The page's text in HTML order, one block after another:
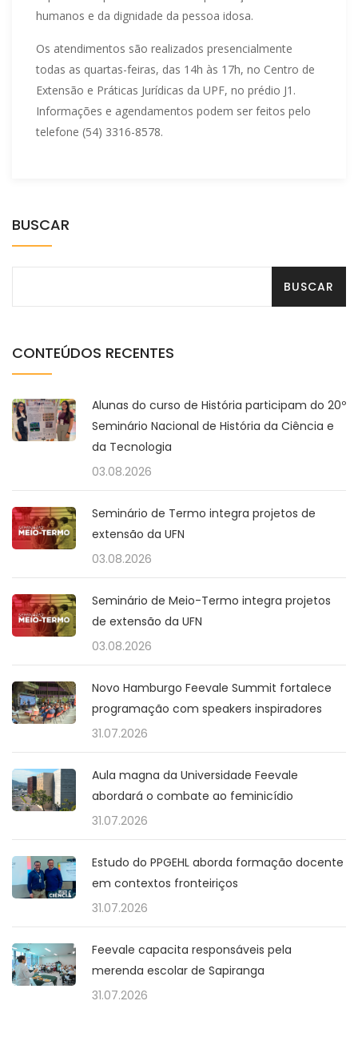
humanos e da dignidade da pessoa idosa.
Os atendimentos são realizados presencialmente
todas as quartas-feiras, das 14h às 17h, no Centro de
Extensão e Práticas Jurídicas da UPF, no prédio J1.
Informações e agendamentos podem ser feitos pelo
telefone (54) 3316-8578.
BUSCAR
CONTEÚDOS RECENTES
Alunas do curso de História participam do 20º
Seminário Nacional de História da Ciência e
da Tecnologia
03.08.2026
Seminário de Termo integra projetos de
extensão da UFN
03.08.2026
Seminário de Meio-Termo integra projetos
de extensão da UFN
03.08.2026
Novo Hamburgo Feevale Summit fortalece
programação com speakers inspiradores
31.07.2026
Aula magna da Universidade Feevale
abordará o combate ao feminicídio
31.07.2026
Estudo do PPGEHL aborda formação docente
em contextos fronteiriços
31.07.2026
Feevale capacita responsáveis pela
merenda escolar de Sapiranga
31.07.2026